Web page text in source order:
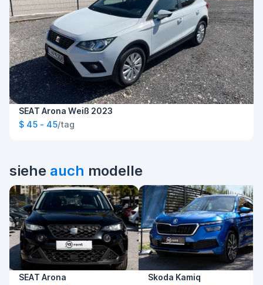
SEAT Arona Weiß 2023
$ 45 - 45/tag
siehe auch modelle
SEAT Arona
Skoda Kamiq